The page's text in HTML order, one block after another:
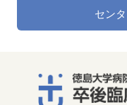
セン